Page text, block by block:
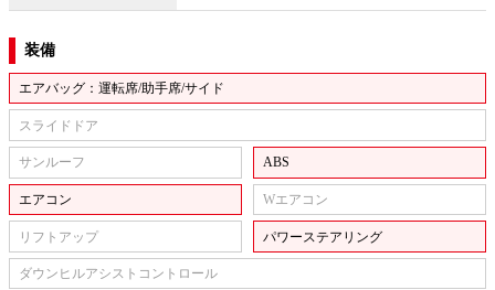
装備
エアバッグ：運転席/助手席/サイド
スライドドア
サンルーフ ABS
エアコン Wエアコン
リフトアップ パワーステアリング
ダウンヒルアシストコントロール